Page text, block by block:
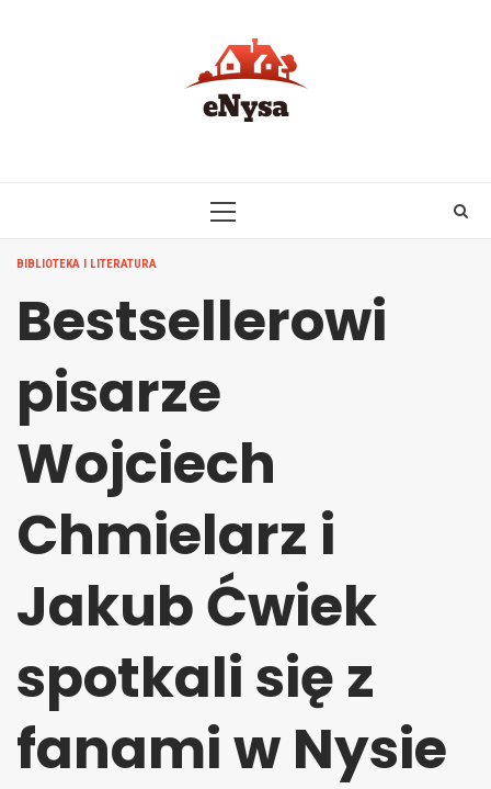
PRIMARY
BIBLIOTEKA I LITERATURA
Bestsellerowi
pisarze
Wojciech
Chmielarz i
Jakub Ćwiek
spotkali się z
fanami w Nysie